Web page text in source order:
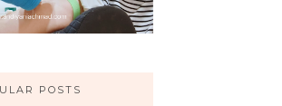
POSTS